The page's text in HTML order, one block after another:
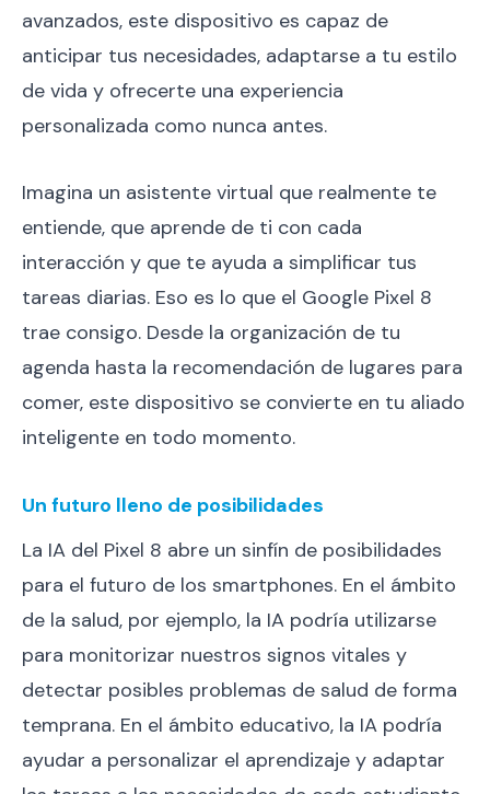
avanzados, este dispositivo es capaz de
anticipar tus necesidades, adaptarse a tu estilo
de vida y ofrecerte una experiencia
personalizada como nunca antes.
Imagina un asistente virtual que realmente te
entiende, que aprende de ti con cada
interacción y que te ayuda a simplificar tus
tareas diarias. Eso es lo que el Google Pixel 8
trae consigo. Desde la organización de tu
agenda hasta la recomendación de lugares para
comer, este dispositivo se convierte en tu aliado
inteligente en todo momento.
Un futuro lleno de posibilidades
La IA del Pixel 8 abre un sinfín de posibilidades
para el futuro de los smartphones. En el ámbito
de la salud, por ejemplo, la IA podría utilizarse
para monitorizar nuestros signos vitales y
detectar posibles problemas de salud de forma
temprana. En el ámbito educativo, la IA podría
ayudar a personalizar el aprendizaje y adaptar